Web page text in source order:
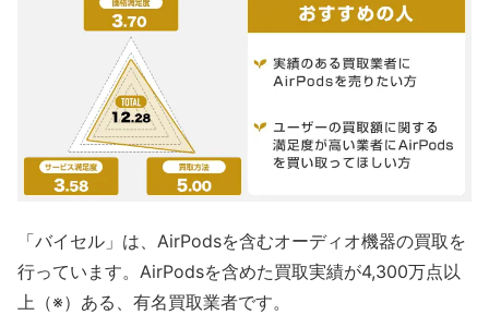
「バイセル」は、AirPodsを含むオーディオ機器の買取を
行っています。AirPodsを含めた買取実績が4,300万点以
上（※）ある、有名買取業者です。